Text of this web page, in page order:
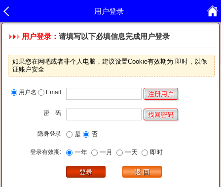
用户登录
用户登录：请填写以下必填信息完成用户登录
如果您在网吧或者非个人电脑，建议设置Cookie有效期为 即时，以保
证账户安全
用户名 Email
密 码
隐身登录 是 否
登录有效期: 一年 一月 一天 即时